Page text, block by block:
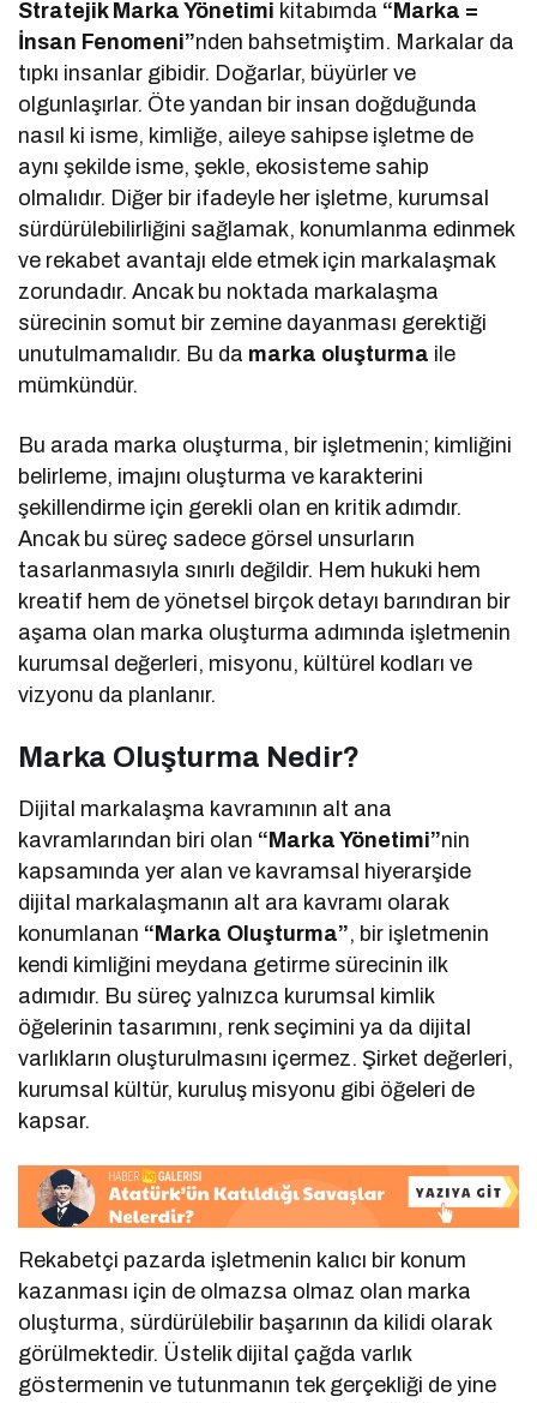
Stratejik Marka Yönetimi kitabımda “Marka =
İnsan Fenomeni”nden bahsetmiştim. Markalar da
tıpkı insanlar gibidir. Doğarlar, büyürler ve
olgunlaşırlar. Öte yandan bir insan doğduğunda
nasıl ki isme, kimliğe, aileye sahipse işletme de
aynı şekilde isme, şekle, ekosisteme sahip
olmalıdır. Diğer bir ifadeyle her işletme, kurumsal
sürdürülebilirliğini sağlamak, konumlanma edinmek
ve rekabet avantajı elde etmek için markalaşmak
zorundadır. Ancak bu noktada markalaşma
sürecinin somut bir zemine dayanması gerektiği
unutulmamalıdır. Bu da marka oluşturma ile
mümkündür.
Bu arada marka oluşturma, bir işletmenin; kimliğini
belirleme, imajını oluşturma ve karakterini
şekillendirme için gerekli olan en kritik adımdır.
Ancak bu süreç sadece görsel unsurların
tasarlanmasıyla sınırlı değildir. Hem hukuki hem
kreatif hem de yönetsel birçok detayı barındıran bir
aşama olan marka oluşturma adımında işletmenin
kurumsal değerleri, misyonu, kültürel kodları ve
vizyonu da planlanır.
Marka Oluşturma Nedir?
Dijital markalaşma kavramının alt ana
kavramlarından biri olan “Marka Yönetimi”nin
kapsamında yer alan ve kavramsal hiyerarşide
dijital markalaşmanın alt ara kavramı olarak
konumlanan “Marka Oluşturma”, bir işletmenin
kendi kimliğini meydana getirme sürecinin ilk
adımıdır. Bu süreç yalnızca kurumsal kimlik
öğelerinin tasarımını, renk seçimini ya da dijital
varlıkların oluşturulmasını içermez. Şirket değerleri,
kurumsal kültür, kuruluş misyonu gibi öğeleri de
kapsar.
Rekabetçi pazarda işletmenin kalıcı bir konum
kazanması için de olmazsa olmaz olan marka
oluşturma, sürdürülebilir başarının da kilidi olarak
görülmektedir. Üstelik dijital çağda varlık
göstermenin ve tutunmanın tek gerçekliği de yine